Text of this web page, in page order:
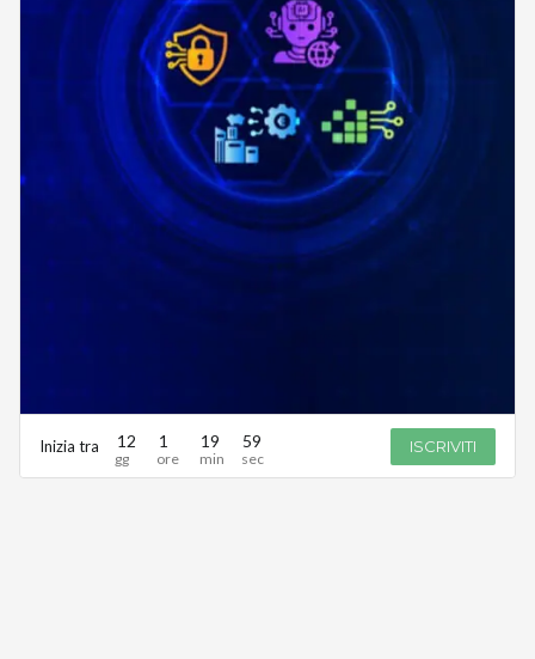
Inizia tra 12 1 19 59 ISCRIVITI